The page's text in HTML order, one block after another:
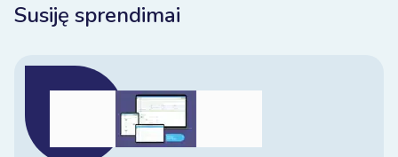
Susiję sprendimai